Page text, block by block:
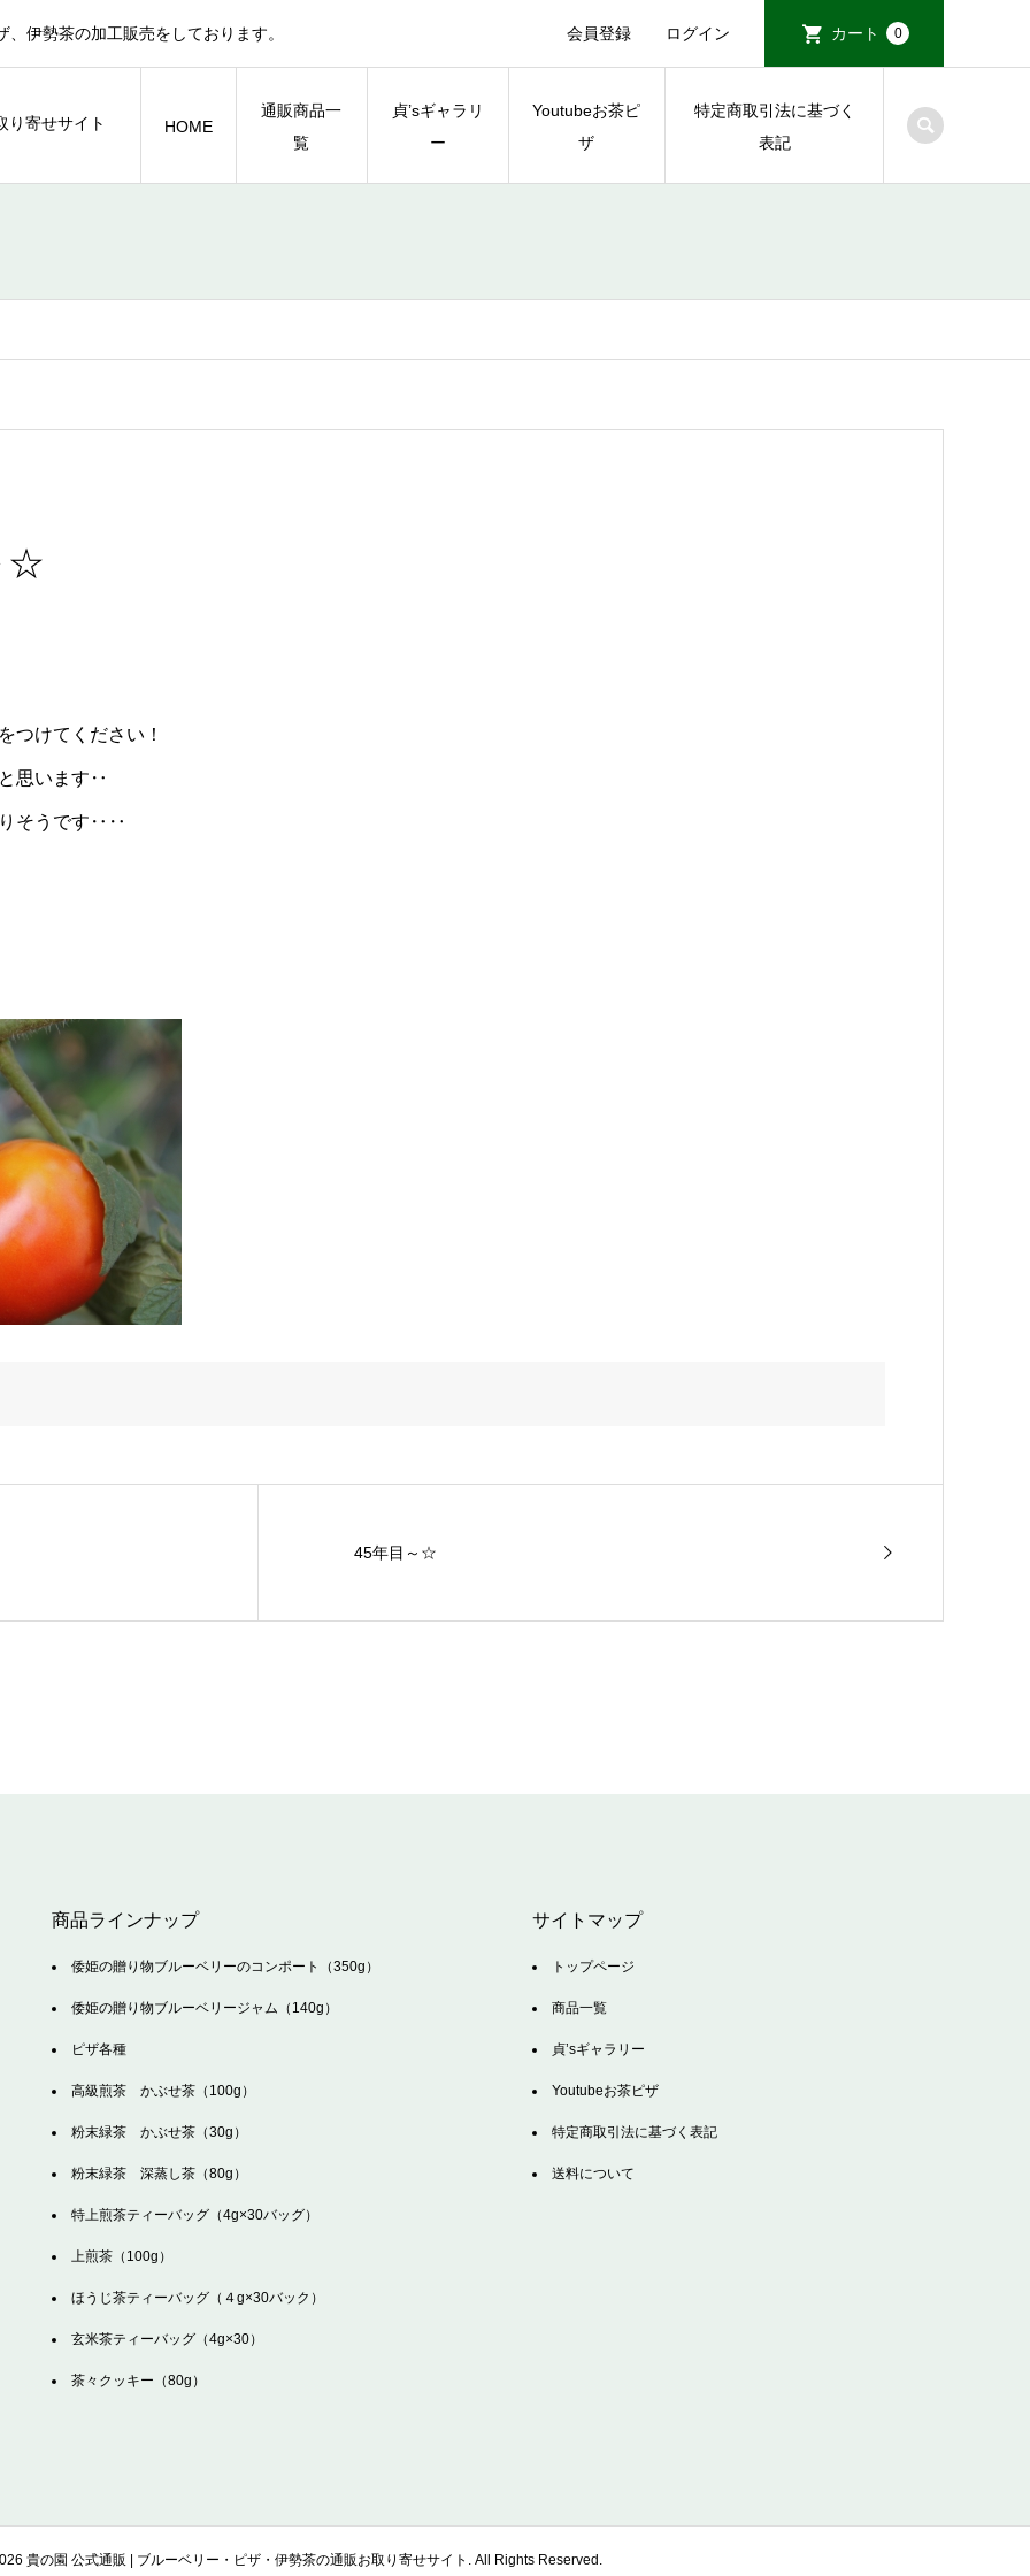
伊勢茶の加工販売をしております。 会員登録 ログイン カート 0
HOME
通販商品一
覧
貞’sギャラリ
ー
Youtubeお茶ピ
ザ
特定商取引法に基づく
表記
☆
つけてください！
思います‥
そうです‥‥
45年目～☆
商品ラインナップ
倭姫の贈り物ブルーベリーのコンポート（350g）
倭姫の贈り物ブルーベリージャム（140g）
ピザ各種
高級煎茶 かぶせ茶（100g）
粉末緑茶 かぶせ茶（30g）
粉末緑茶 深蒸し茶（80g）
特上煎茶ティーバッグ（4g×30バッグ）
上煎茶（100g）
ほうじ茶ティーバッグ（４g×30バック）
玄米茶ティーバッグ（4g×30）
茶々クッキー（80g）
サイトマップ
トップページ
商品一覧
貞’sギャラリー
Youtubeお茶ピザ
特定商取引法に基づく表記
送料について
貴の園 公式通販 | ブルーベリー・ピザ・伊勢茶の通販お取り寄せサイト. All Rights Reserved.